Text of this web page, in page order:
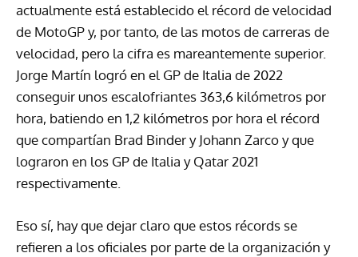
actualmente está establecido el récord de velocidad
de MotoGP y, por tanto, de las motos de carreras de
velocidad, pero la cifra es mareantemente superior.
Jorge Martín logró en el GP de Italia de 2022
conseguir unos escalofriantes 363,6 kilómetros por
hora, batiendo en 1,2 kilómetros por hora el récord
que compartían Brad Binder y Johann Zarco y que
lograron en los GP de Italia y Qatar 2021
respectivamente.
Eso sí, hay que dejar claro que estos récords se
refieren a los oficiales por parte de la organización y